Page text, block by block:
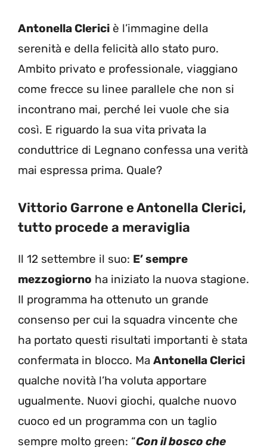
Antonella Clerici è l’immagine della
serenità e della felicità allo stato puro.
Ambito privato e professionale, viaggiano
come frecce su linee parallele che non si
incontrano mai, perché lei vuole che sia
così. E riguardo la sua vita privata la
conduttrice di Legnano confessa una verità
mai espressa prima. Quale?
Vittorio Garrone e Antonella Clerici,
tutto procede a meraviglia
Il 12 settembre il suo: E’ sempre
mezzogiorno ha iniziato la nuova stagione.
Il programma ha ottenuto un grande
consenso per cui la squadra vincente che
ha portato questi risultati importanti è stata
confermata in blocco. Ma Antonella Clerici
qualche novità l’ha voluta apportare
ugualmente. Nuovi giochi, qualche nuovo
cuoco ed un programma con un taglio
sempre molto green: “Con il bosco che